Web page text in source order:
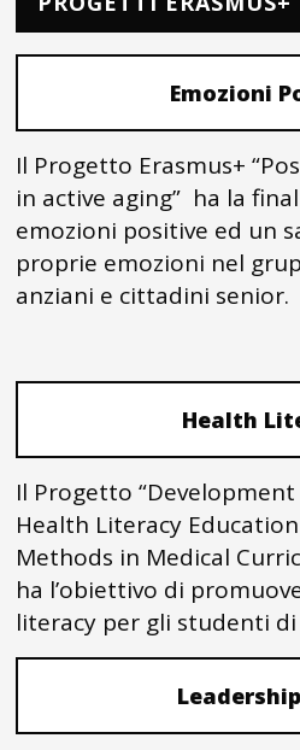
Emozioni
Il Progetto Erasmus+
in active aging” ha la
emozioni positive ed un
proprie emozioni nel
anziani e cittadini senior.
Health
Il Progetto
Health Literacy
Methods in Medical
ha l’obiettivo di
literacy per gli studenti